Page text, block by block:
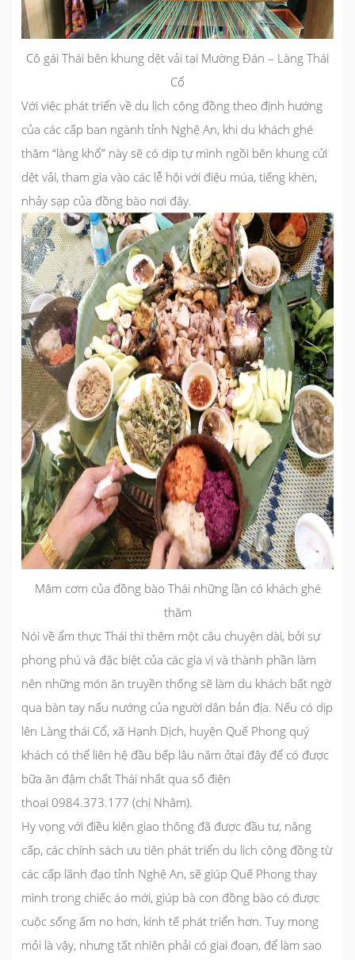
Cô gái Thái bên khung dệt vải tại Mường Đán – Làng Thái
Cổ
Với việc phát triển về du lịch cộng đồng theo định hướng
của các cấp ban ngành tỉnh Nghệ An, khi du khách ghé
thăm “làng khổ” này sẽ có dịp tự mình ngồi bên khung cửi
dệt vải, tham gia vào các lễ hội với điệu múa, tiếng khèn,
nhảy sạp của đồng bào nơi đây.
Mâm cơm của đồng bào Thái những lần có khách ghé
thăm
Nói về ẩm thực Thái thì thêm một câu chuyện dài, bởi sự
phong phú và đặc biệt của các gia vị và thành phần làm
nên những món ăn truyền thống sẽ làm du khách bất ngờ
qua bàn tay nấu nướng của người dân bản địa. Nếu có dịp
lên Làng thái Cổ, xã Hạnh Dịch, huyện Quế Phong quý
khách có thể liên hệ đầu bếp lâu năm ởtại đây để có được
bữa ăn đậm chất Thái nhất qua số điện
thoại 0984.373.177 (chị Nhâm).
Hy vọng với điều kiện giao thông đã được đầu tư, nâng
cấp, các chính sách ưu tiên phát triển du lịch cộng đồng từ
các cấp lãnh đạo tỉnh Nghệ An, sẽ giúp Quế Phong thay
mình trong chiếc áo mới, giúp bà con đồng bào có được
cuộc sống ấm no hơn, kinh tế phát triển hơn. Tuy mong
mỏi là vậy, nhưng tất nhiên phải có giai đoạn, để làm sao